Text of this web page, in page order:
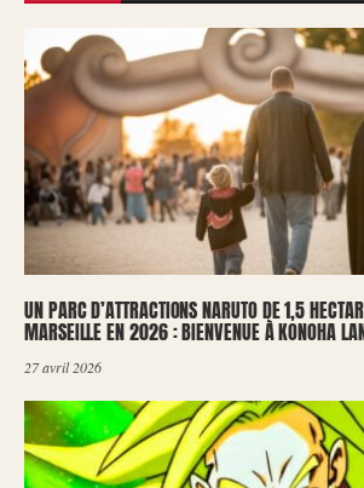
UN PARC D’ATTRACTIONS NARUTO DE 1,5
MARSEILLE EN 2026 : BIENVENUE À KONOHA
27 avril 2026